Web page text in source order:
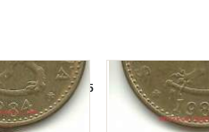
20 penniä 1985